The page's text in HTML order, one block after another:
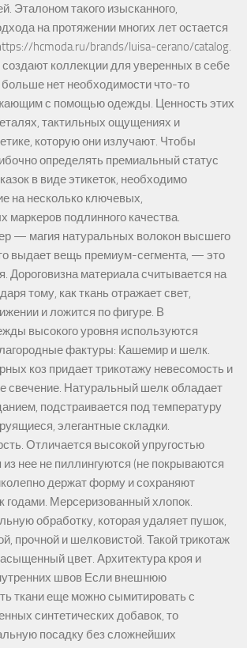
Эталоном такого изысканного,
на протяжении многих лет остается
hcmoda.ru/brands/luisa-cerano/catalog.
коллекции для уверенных в себе
нет необходимости что-то
с помощью одежды. Ценность этих
тактильных ощущениях и
которую они излучают. Чтобы
определять премиальный статус
в виде этикеток, необходимо
на несколько ключевых,
подлинного качества.
— магия натуральных волокон высшего
выдает вещь премиум-сегмента, — это
Дороговизна материала считывается на
тому, как ткань отражает свет,
и ложится по фигуре. В
высокого уровня используются
фактуры: Кашемир и шелк.
коз придает трикотажу невесомость и
свечение. Натуральный шелк обладает
подстраивается под температуру
элегантные складки.
Отличается высокой упругостью
нее не пиллингуются (не покрываются
держат форму и сохраняют
годами. Мерсеризованный хлопок.
обработку, которая удаляет пушок,
прочной и шелковистой. Такой трикотаж
цвет. Архитектура кроя и
швов Если внешнюю
ткани еще можно сымитировать с
синтетических добавок, то
посадку без сложнейших